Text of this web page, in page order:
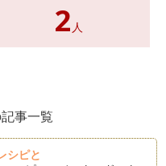
2 人
事一覧
シピと